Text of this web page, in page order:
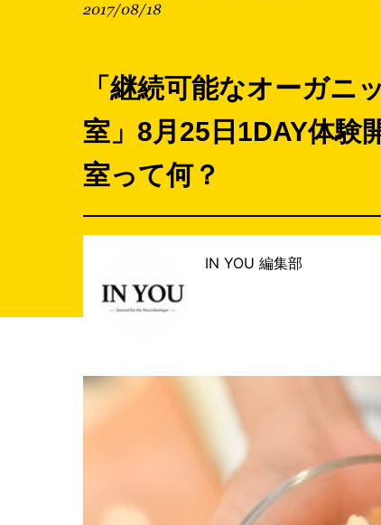
2017/08/18
「​継続可能なオーガニ
室」8月25日1DAY体験
室って何？
IN YOU 編集部